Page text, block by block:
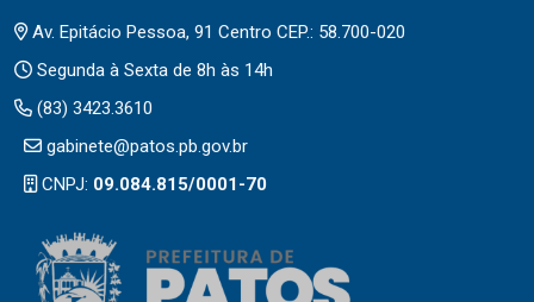
Av. Epitácio Pessoa, 91 Centro CEP.: 58.700-020
Segunda à Sexta de 8h às 14h
(83) 3423.3610
gabinete@patos.pb.gov.br
CNPJ: 09.084.815/0001-70